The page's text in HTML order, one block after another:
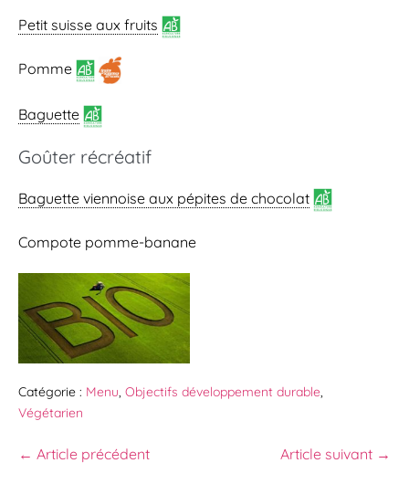
Petit suisse aux fruits
Pomme
Baguette
Goûter récréatif
Baguette viennoise aux pépites de chocolat
Compote pomme-banane
Catégorie : Menu, Objectifs développement durable,
Végétarien
← Article précédent Article suivant →